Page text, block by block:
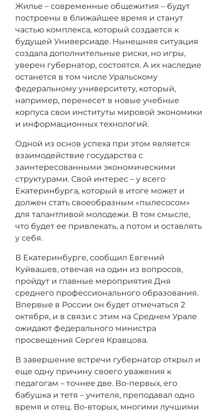
Жилье – современные общежития – будут
построены в ближайшее время и станут
частью комплекса, который создается к
будущей Универсиаде. Нынешняя ситуация
создала дополнительные риски, но игры,
уверен губернатор, состоятся. А их наследие
останется в том числе Уральскому
федеральному университету, который,
например, перенесет в новые учебные
корпуса свои институты мировой экономики
и информационных технологий.
Одной из основ успеха при этом является
взаимодействие государства с
заинтересованными экономическими
структурами. Свой интерес – у всего
Екатеринбурга, который в итоге может и
должен стать своеобразным «пылесосом»
для талантливой молодежи. В том смысле,
что будет ее привлекать, а потом и оставлять
у себя.
В Екатеринбурге, сообщил Евгений
Куйвашев, отвечая на один из вопросов,
пройдут и главные мероприятия Дня
среднего профессионального образования.
Впервые в России он будет отмечаться 2
октября, и в связи с этим на Среднем Урале
ожидают федерального министра
просвещения Сергея Кравцова.
В завершение встречи губернатор открыл и
еще одну причину своего уважения к
педагогам – точнее две. Во-первых, его
бабушка и тетя – учителя, преподавал одно
время и отец. Во-вторых, многими лучшими